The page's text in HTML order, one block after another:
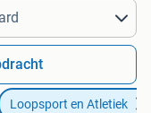
Loopsport en Atletiek